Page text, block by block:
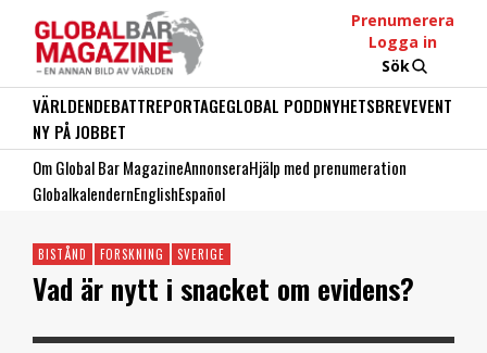
Prenumerera
Logga in
Sök
VÄRLDENDEBATTREPORTAGEGLOBAL PODDNYHETSBREVEVENT
NY PÅ JOBBET
Om Global Bar MagazineAnnonseraHjälp med prenumeration
GlobalkalendernEnglishEspañol
BISTÅND FORSKNING SVERIGE
Vad är nytt i snacket om evidens?